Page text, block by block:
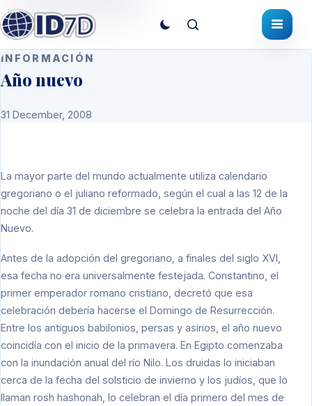
INFORMACIÓN
Año nuevo
31 December, 2008
La mayor parte del mundo actualmente utiliza calendario
gregoriano o el juliano reformado, según el cual a las 12 de la
noche del día 31 de diciembre se celebra la entrada del Año
Nuevo.
Antes de la adopción del gregoriano, a finales del siglo XVI,
esa fecha no era universalmente festejada. Constantino, el
primer emperador romano cristiano, decretó que esa
celebración debería hacerse el Domingo de Resurrección.
Entre los antiguos babilonios, persas y asirios, el año nuevo
coincidía con el inicio de la primavera. En Egipto comenzaba
con la inundación anual del río Nilo. Los druidas lo iniciaban
cerca de la fecha del solsticio de invierno y los judíos, que lo
llaman rosh hashonah, lo celebran el día primero del mes de